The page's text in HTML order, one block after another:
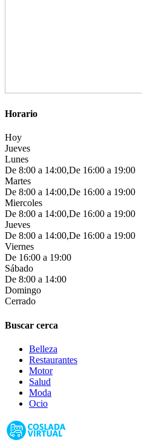
Horario
Hoy
Jueves
Lunes
De 8:00 a 14:00,De 16:00 a 19:00
Martes
De 8:00 a 14:00,De 16:00 a 19:00
Miercoles
De 8:00 a 14:00,De 16:00 a 19:00
Jueves
De 8:00 a 14:00,De 16:00 a 19:00
Viernes
De 16:00 a 19:00
Sábado
De 8:00 a 14:00
Domingo
Cerrado
Buscar cerca
Belleza
Restaurantes
Motor
Salud
Moda
Ocio